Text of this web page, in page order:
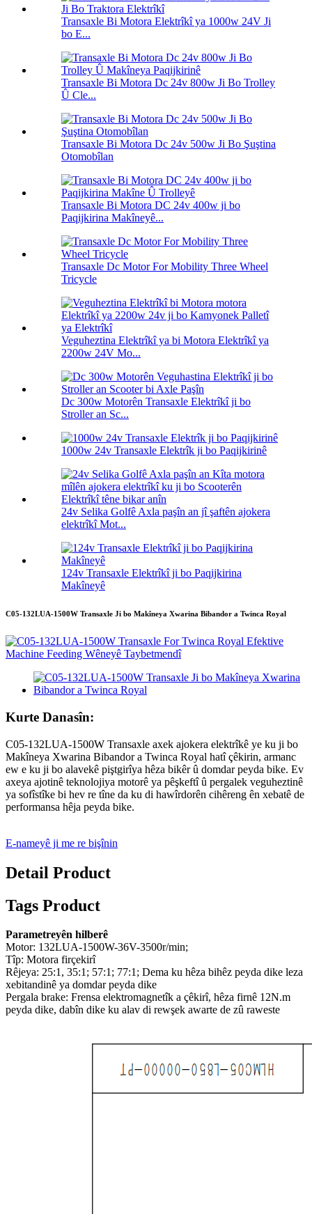
Transaxle Bi Motora Elektrîkî ya 1000w 24V Ji
bo E...
Transaxle Bi Motora Dc 24v 800w Ji Bo Trolley
Û Cle...
Transaxle Bi Motora Dc 24v 500w Ji Bo Şuştina
Otomobîlan
Transaxle Bi Motora DC 24v 400w ji bo
Paqijkirina Makîneyê...
Transaxle Dc Motor For Mobility Three Wheel
Tricycle
Veguheztina Elektrîkî ya bi Motora Elektrîkî ya
2200w 24V Mo...
Dc 300w Motorên Transaxle Elektrîkî ji bo
Stroller an Sc...
1000w 24v Transaxle Elektrîk ji bo Paqijkirinê
24v Selika Golfê Axla paşîn an jî şaftên ajokera
elektrîkî Mot...
124v Transaxle Elektrîkî ji bo Paqijkirina
Makîneyê
C05-132LUA-1500W Transaxle Ji bo Makîneya Xwarina Bibandor a Twinca Royal
Kurte Danasîn:
C05-132LUA-1500W Transaxle axek ajokera elektrîkê ye ku ji bo
Makîneya Xwarina Bibandor a Twinca Royal hatî çêkirin, armanc
ew e ku ji bo alavekê piştgirîya hêza bikêr û domdar peyda bike. Ev
axeya ajotinê teknolojiya motorê ya pêşkeftî û pergalek veguheztinê
ya sofîstîke bi hev re tîne da ku di hawîrdorên cihêreng ên xebatê de
performansa hêja peyda bike.
E-nameyê ji me re bişînin
Detail Product
Tags Product
Parametreyên hilberê
Motor: 132LUA-1500W-36V-3500r/min;
Tîp: Motora firçekirî
Rêjeya: 25:1, 35:1; 57:1; 77:1; Dema ku hêza bihêz peyda dike leza
xebitandinê ya domdar peyda dike
Pergala brake: Frensa elektromagnetîk a çêkirî, hêza firnê 12N.m
peyda dike, dabîn dike ku alav di rewşek awarte de zû raweste